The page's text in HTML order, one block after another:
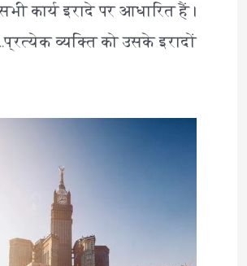
कार्य इरादे पर आधारित हैं।
प्रत्येक व्यक्ति को उसके इरादों…